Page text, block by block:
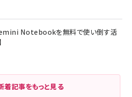
Notebookを無料で使い倒す活
着記事をもっと見る